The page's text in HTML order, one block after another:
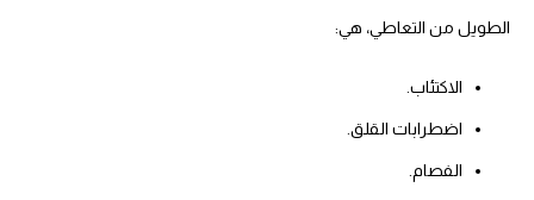
الطويل من التعاطي، هي:
الاكتئاب.
اضطرابات القلق.
الفصام.